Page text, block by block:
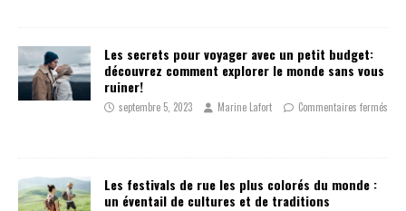
Les secrets pour voyager avec un petit budget:
découvrez comment explorer le monde sans vous
ruiner!
septembre 5, 2023 Marine Lafort Commentaires fermés
Les festivals de rue les plus colorés du monde :
un éventail de cultures et de traditions